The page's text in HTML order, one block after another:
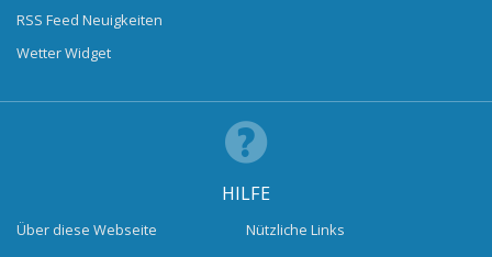
RSS Feed Neuigkeiten
Wetter Widget
HILFE
Über diese Webseite
Nützliche Links